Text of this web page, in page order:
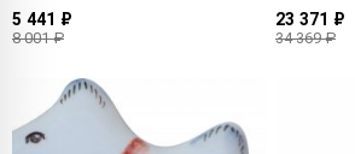
5 441 ₽
8 001 ₽
23 371 ₽
34 369 ₽